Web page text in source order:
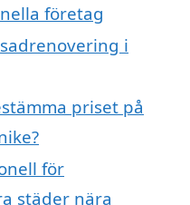
företag
i
priset på
för
städer nära